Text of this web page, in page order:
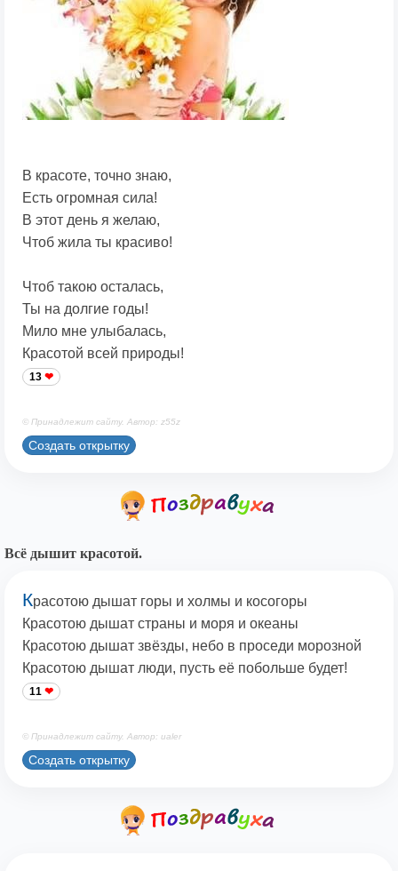
В красоте, точно знаю,
Есть огромная сила!
В этот день я желаю,
Чтоб жила ты красиво!
Чтоб такою осталась,
Ты на долгие годы!
Мило мне улыбалась,
Красотой всей природы!
13
© Принадлежит сайту. Автор: z55z
Создать открытку
Всё дышит красотой.
Красотою дышат горы и холмы и косогоры
Красотою дышат страны и моря и океаны
Красотою дышат звёзды, небо в проседи морозной
Красотою дышат люди, пусть её побольше будет!
11
© Принадлежит сайту. Автор: ualer
Создать открытку